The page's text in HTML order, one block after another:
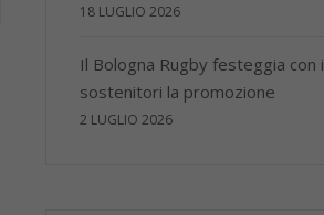
18 LUGLIO 2026
Il Bologna Rugby festeggia con i
sostenitori la promozione
2 LUGLIO 2026